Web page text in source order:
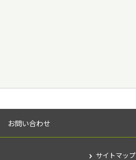
お問い合わせ
サイトマップ